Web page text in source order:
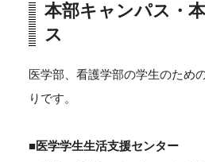
本部キャンパス・
ス
医学部、看護学部の学生のため
りです。
■医学学生生活支援センター